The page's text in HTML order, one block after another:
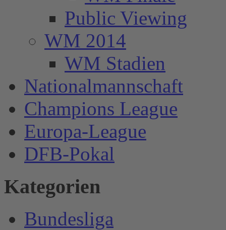
Public Viewing
WM 2014
WM Stadien
Nationalmannschaft
Champions League
Europa-League
DFB-Pokal
Kategorien
Bundesliga